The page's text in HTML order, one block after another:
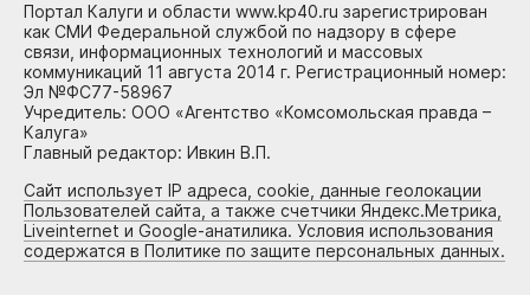
Портал Калуги и области www.kp40.ru зарегистрирован
как СМИ Федеральной службой по надзору в сфере
связи, информационных технологий и массовых
коммуникаций 11 августа 2014 г. Регистрационный номер:
Эл №ФС77-58967
Учредитель: ООО «Агентство «Комсомольская правда –
Калуга»
Главный редактор: Ивкин В.П.
Сайт использует IP адреса, cookie, данные геолокации
Пользователей сайта, а также счетчики Яндекс.Метрика,
Liveinternet и Google-анатилика. Условия использования
содержатся в Политике по защите персональных данных.